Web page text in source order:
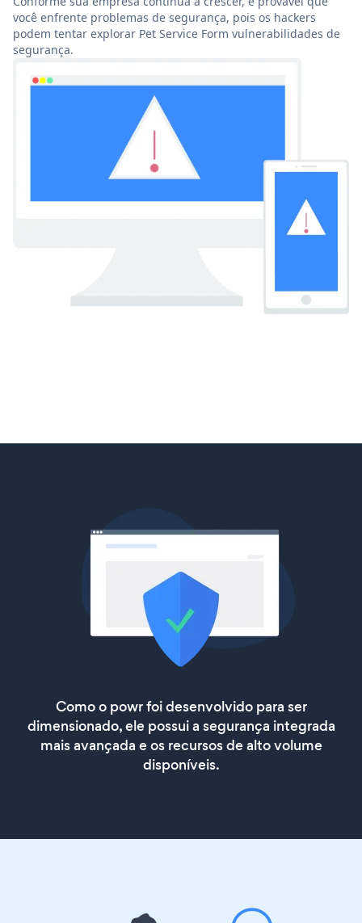
você enfrente problemas de segurança, pois os hackers
podem tentar explorar Pet Service Form vulnerabilidades de
segurança.
Como o powr foi desenvolvido para ser
dimensionado, ele possui a segurança integrada
mais avançada e os recursos de alto volume
disponíveis.